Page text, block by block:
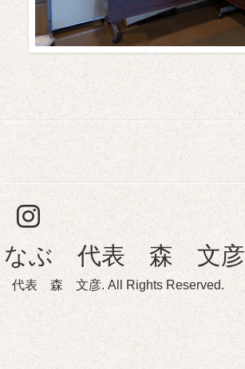
なぶ 代表 森 文彦
代表 森 文彦. All Rights Reserved.